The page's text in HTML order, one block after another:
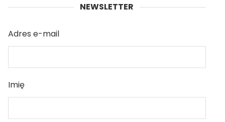
NEWSLETTER
Adres e-mail
Imię